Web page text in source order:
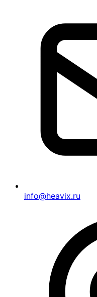
info@heavix.ru